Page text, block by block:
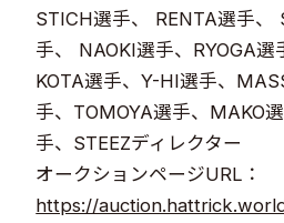
STICH選手、 RENTA選手、
手、 NAOKI選手、RYOGA選
KOTA選手、Y-HI選手、
手、TOMOYA選手、MAKO
手、STEEZディレクター
オークションページURL：
https://